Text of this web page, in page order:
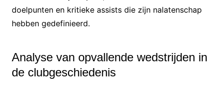
doelpunten en kritieke assists die zijn nalatenschap
hebben gedefinieerd.
Analyse van opvallende wedstrijden in
de clubgeschiedenis